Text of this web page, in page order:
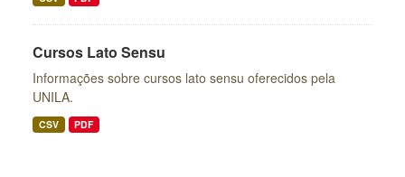
Cursos Lato Sensu
Informações sobre cursos lato sensu oferecidos pela
UNILA.
CSV PDF